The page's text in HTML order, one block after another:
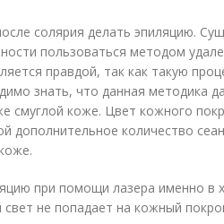
солярия делать эпиляцию.
пользоваться методом
правдой, так как такую
знать, что данная методика
смуглой коже. Цвет кожного
дополнительное количество
при помощи лазера именно в
не попадает на кожный